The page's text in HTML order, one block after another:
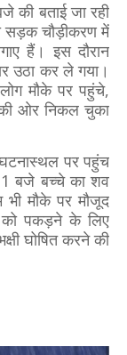
की बताई जा रही
चौड़ीकरण में
हैं। इस दौरान
उठा कर ले गया।
मौके पर पहुंचे,
ओर निकल चुका
पर पहुंच
बजे बच्चे का शव
भी मौके पर मौजूद
को पकड़ने के लिए
घोषित करने की